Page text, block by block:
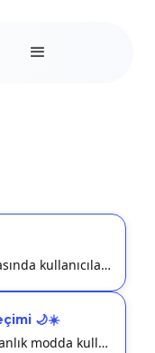
Hiroo'da platformun kullanımı sırasında kullanıcılar için Türkçe ve İngilizce olmak üzere 2 dil seçeneği sunulmuştur.
🌙☀️
Hiroo'yu aydınlık modda yada Karanlık modda kullanım seçiminizi Ayarlar > Genel Ayarlar kısmından yapabilirsiniz.